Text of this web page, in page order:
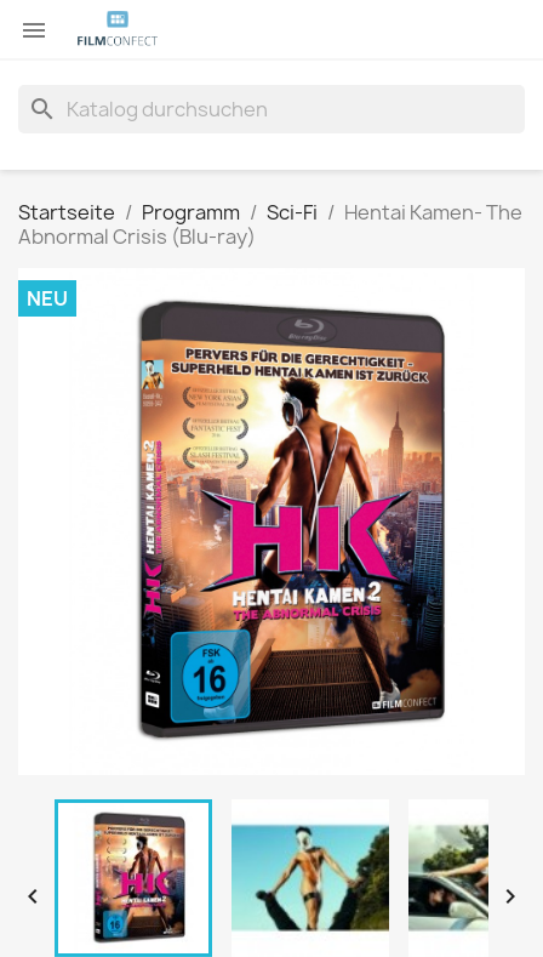

search
Startseite Programm Sci-Fi
Hentai Kamen- The
Abnormal Crisis (Blu-ray)
NEU
 